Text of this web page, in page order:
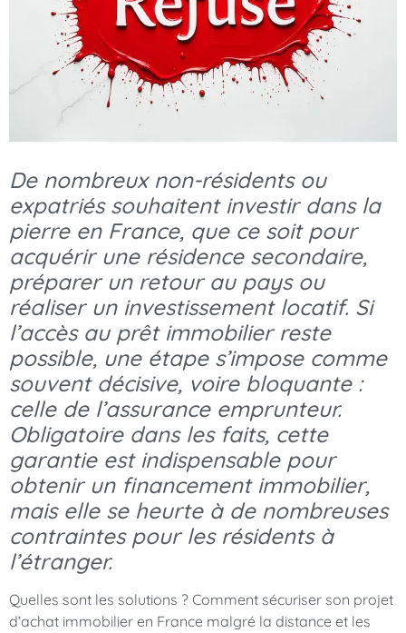
De nombreux non-résidents ou
expatriés souhaitent investir dans la
pierre en France, que ce soit pour
acquérir une résidence secondaire,
préparer un retour au pays ou
réaliser un investissement locatif. Si
l’accès au prêt immobilier reste
possible, une étape s’impose comme
souvent décisive, voire bloquante :
celle de l’assurance emprunteur.
Obligatoire dans les faits, cette
garantie est indispensable pour
obtenir un financement immobilier,
mais elle se heurte à de nombreuses
contraintes pour les résidents à
l’étranger.
Quelles sont les solutions ? Comment sécuriser son projet
d’achat immobilier en France malgré la distance et les